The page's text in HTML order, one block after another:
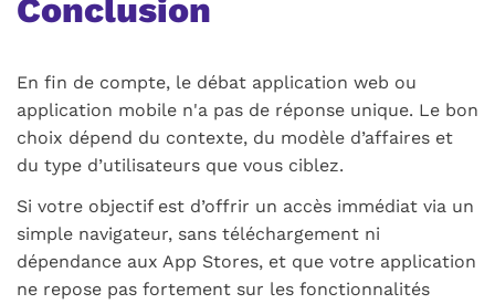
Conclusion
En fin de compte, le débat application web ou
application mobile n'a pas de réponse unique. Le bon
choix dépend du contexte, du modèle d’affaires et
du type d’utilisateurs que vous ciblez.
Si votre objectif est d’offrir un accès immédiat via un
simple navigateur, sans téléchargement ni
dépendance aux App Stores, et que votre application
ne repose pas fortement sur les fonctionnalités